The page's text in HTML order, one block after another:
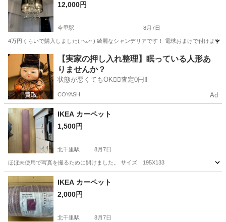
12,000円
今里駅 8月7日
4万円くらいで購入しました( ᴖ⩊ᴖ ) 綺麗なシャンデリアです！ 電球おまけで付けます
大阪 大阪市 今里駅 照明器具
【実家の押し入れ整理】眠っている人形あ
りませんか？
状態が悪くてもOK🙆‍♀️査定0円‼️
COYASH Ad
IKEA カーペット
1,500円
北千里駅 8月7日
ほぼ未使用で写真を撮るために開けました。 サイズ 195X133
大阪 吹田市 北千里駅 カーペット/マット/ラグ
IKEA カーペット
2,000円
北千里駅 8月7日